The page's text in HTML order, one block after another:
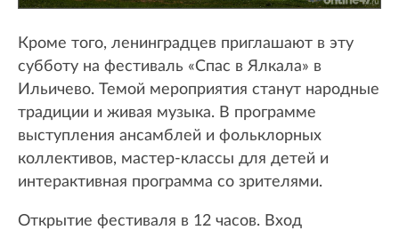
Кроме того, ленинградцев приглашают в эту
субботу на фестиваль «Спас в Ялкала» в
Ильичево. Темой мероприятия станут народные
традиции и живая музыка. В программе
выступления ансамблей и фольклорных
коллективов, мастер-классы для детей и
интерактивная программа со зрителями.
Открытие фестиваля в 12 часов. Вход